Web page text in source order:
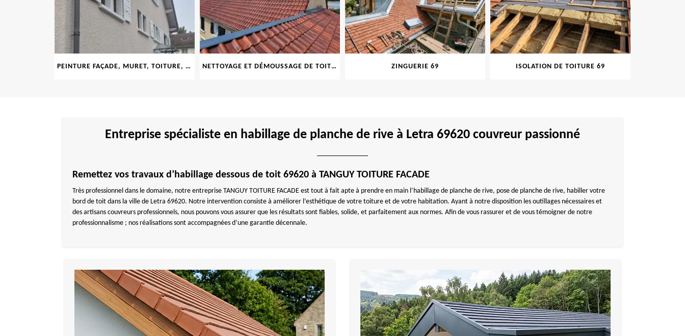
PEINTURE FAÇADE, MURET, TOITURE, BOISERIE, FERRONERIE, GOUTTIÈRE 69 NETTOYAGE ET DÉMOUSSAGE DE TOITURE ET FAÇADE 69 ZINGUERIE 69 ISOLATION DE TOITURE 69
Entreprise spécialiste en habillage de planche de rive à Letra 69620 couvreur passionné
Remettez vos travaux d’habillage dessous de toit 69620 à TANGUY TOITURE FACADE
Très professionnel dans le domaine, notre entreprise TANGUY TOITURE FACADE est tout à fait apte à prendre en main l’habillage de planche de rive, pose de planche de rive, habiller votre
bord de toit dans la ville de Letra 69620. Notre intervention consiste à améliorer l’esthétique de votre toiture et de votre habitation. Ayant à notre disposition les outillages nécessaires et
des artisans couvreurs professionnels, nous pouvons vous assurer que les résultats sont fiables, solide, et parfaitement aux normes. Afin de vous rassurer et de vous témoigner de notre
professionnalisme ; nos réalisations sont accompagnées d’une garantie décennale.